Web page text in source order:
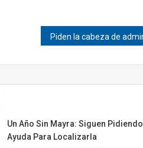
Un Año Sin Mayra: Siguen Pidiendo
Ayuda Para Localizarla